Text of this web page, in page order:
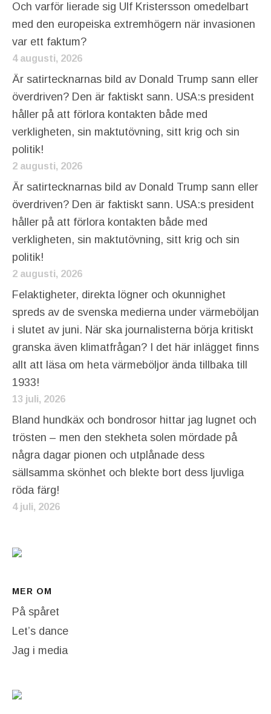
Och varför lierade sig Ulf Kristersson omedelbart
med den europeiska extremhögern när invasionen
var ett faktum?
4 augusti, 2026
Är satirtecknarnas bild av Donald Trump sann eller
överdriven? Den är faktiskt sann. USA:s president
håller på att förlora kontakten både med
verkligheten, sin maktutövning, sitt krig och sin
politik!
2 augusti, 2026
Är satirtecknarnas bild av Donald Trump sann eller
överdriven? Den är faktiskt sann. USA:s president
håller på att förlora kontakten både med
verkligheten, sin maktutövning, sitt krig och sin
politik!
2 augusti, 2026
Felaktigheter, direkta lögner och okunnighet
spreds av de svenska medierna under värmeböljan
i slutet av juni. När ska journalisterna börja kritiskt
granska även klimatfrågan? I det här inlägget finns
allt att läsa om heta värmeböljor ända tillbaka till
1933!
13 juli, 2026
Bland hundkäx och bondrosor hittar jag lugnet och
trösten – men den stekheta solen mördade på
några dagar pionen och utplånade dess
sällsamma skönhet och blekte bort dess ljuvliga
röda färg!
4 juli, 2026
MER OM
På spåret
Let’s dance
Jag i media